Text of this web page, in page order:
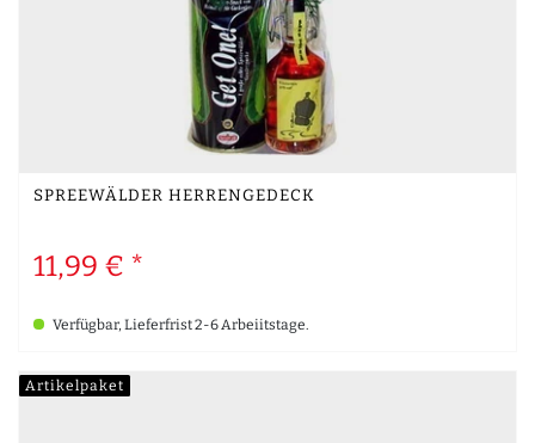
SPREEWÄLDER HERRENGEDECK
11,99 € *
Verfügbar, Lieferfrist 2-6 Arbeiitstage.
Artikelpaket